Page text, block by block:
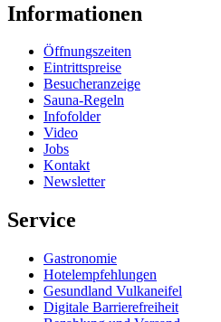
Informationen
Öffnungszeiten
Eintrittspreise
Besucheranzeige
Sauna-Regeln
Infofolder
Video
Jobs
Kontakt
Newsletter
Service
Gastronomie
Hotelempfehlungen
Gesundland Vulkaneifel
Digitale Barrierefreiheit